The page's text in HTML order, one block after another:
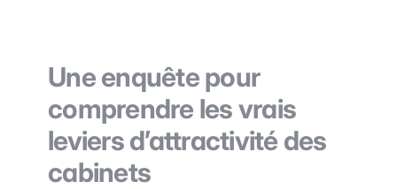
Une enquête pour
comprendre les vrais
leviers d’attractivité des
cabinets